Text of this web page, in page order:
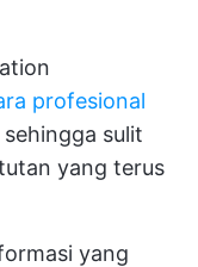
profesional
sulit
yang terus
yang